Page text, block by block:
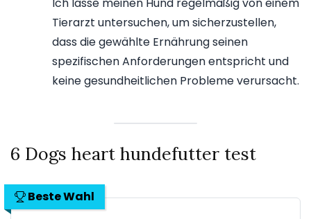
Tierarzt untersuchen, um sicherzustellen,
dass die gewählte Ernährung seinen
spezifischen Anforderungen entspricht und
keine gesundheitlichen Probleme verursacht.
6 Dogs heart hundefutter test
Beste Wahl